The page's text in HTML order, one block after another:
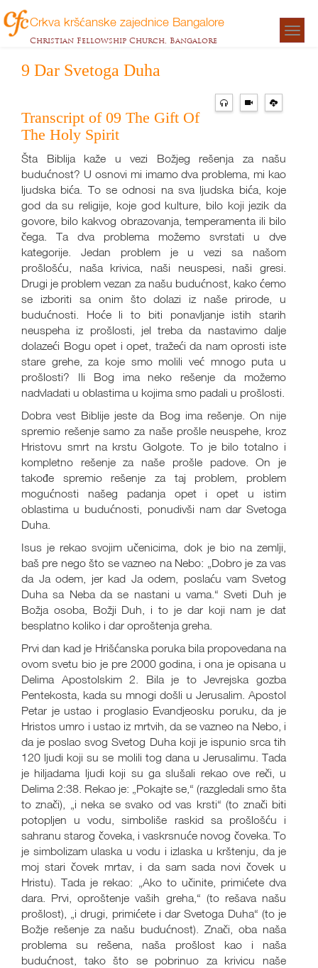
Crkva kršćanske zajednice Bangalore
Christian Fellowship Church, Bangalore
9 Dar Svetoga Duha
Transcript of 09 The Gift Of
The Holy Spirit
Šta Biblija kaže u vezi Božjeg rešenja za našu
budućnost? U osnovi mi imamo dva problema, mi kao
ljudska bića. To se odnosi na sva ljudska bića, koje
god da su religije, koje god kulture, bilo koji jezik da
govore, bilo kakvog obrazovanja, temperamenta ili bilo
čega. Ta dva problema možemo svrstati u dve
kategorije. Jedan problem je u vezi sa našom
prošlošću, naša krivica, naši neuspesi, naši gresi.
Drugi je problem vezan za našu budućnost, kako ćemo
se izboriti sa onim što dolazi iz naše prirode, u
budućnosti. Hoće li to biti ponavljanje istih starih
neuspeha iz prošlosti, jel treba da nastavimo dalje
dolazeći Bogu opet i opet, tražeći da nam oprosti iste
stare grehe, za koje smo molili već mnogo puta u
prošlosti? Ili Bog ima neko rešenje da možemo
nadvladati u oblastima u kojima smo padali u prošlosti.
Dobra vest Biblije jeste da Bog ima rešenje. On nije
spremio rešenje samo za naše prošle neuspehe, kroz
Hristovu smrt na krstu Golgote. To je bilo totalno i
kompletno rešenje za naše prošle padove. On je
takođe spremio rešenje za taj problem, problem
mogućnosti našeg padanja opet i opet u istim
oblastima u budućnosti, ponudivši nam dar Svetoga
Duha.
Isus je rekao svojim učenicima, dok je bio na zemlji,
baš pre nego što se vazneo na Nebo: „Dobro je za vas
da Ja odem, jer kad Ja odem, poslaću vam Svetog
Duha sa Neba da se nastani u vama.“ Sveti Duh je
Božja osoba, Božji Duh, i to je dar koji nam je dat
besplatno koliko i dar oproštenja greha.
Prvi dan kad je Hrišćanska poruka bila propovedana na
ovom svetu bio je pre 2000 godina, i ona je opisana u
Delima Apostolskim 2. Bila je to Jevrejska gozba
Pentekosta, kada su mnogi došli u Jerusalim. Apostol
Petar je ustao i proglasio Evandjeosku poruku, da je
Hristos umro i ustao iz mrtvih, da se vazneo na Nebo, i
da je poslao svog Svetog Duha koji je ispunio srca tih
120 ljudi koji su se molili tog dana u Jerusalimu. Tada
je hiljadama ljudi koji su ga slušali rekao ove reči, u
Delima 2:38. Rekao je: „Pokajte se,“ (razgledali smo šta
to znači), „i neka se svako od vas krsti“ (to znači biti
potopljen u vodu, simboliše raskid sa prošlošću i
sahranu starog čoveka, i vaskrsnuće novog čoveka. To
je simbolizam ulaska u vodu i izlaska u krštenju, da je
moj stari čovek mrtav, i da sam sada novi čovek u
Hristu). Tada je rekao: „Ako to učinite, primićete dva
dara. Prvi, oproštenje vaših greha,“ (to rešava našu
prošlost), „i drugi, primićete i dar Svetoga Duha“ (to je
Božje rešenje za našu budućnost). Znači, oba naša
problema su rešena, naša prošlost kao i naša
budućnost, tako što se pobrinuo za krivicu naše